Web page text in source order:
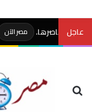
عاجل مصر الآن
بحث عن